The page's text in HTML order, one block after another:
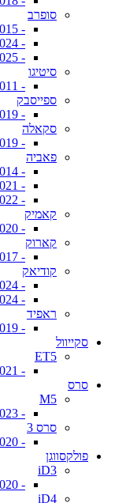
סופרב
- 2008-2015
- 2015-2024
- 2025+
סיטיגו
- 2011+
ספייסבק
- 2013-2019
סקאלה
- 2019+
פאביה
- 2007-2014
- 2014-2021
- 2022+
קאמיק
- 2020+
קארוק
- 2017+
קודיאק
- 2016-2024
- 2024+
ראפיד
- 2012-2019
סקייוול
ET5
- 2021+
סרס
M5
- 2023+
סרס 3
- 2020+
פולקסווגן
iD3
- 2020+
iD4